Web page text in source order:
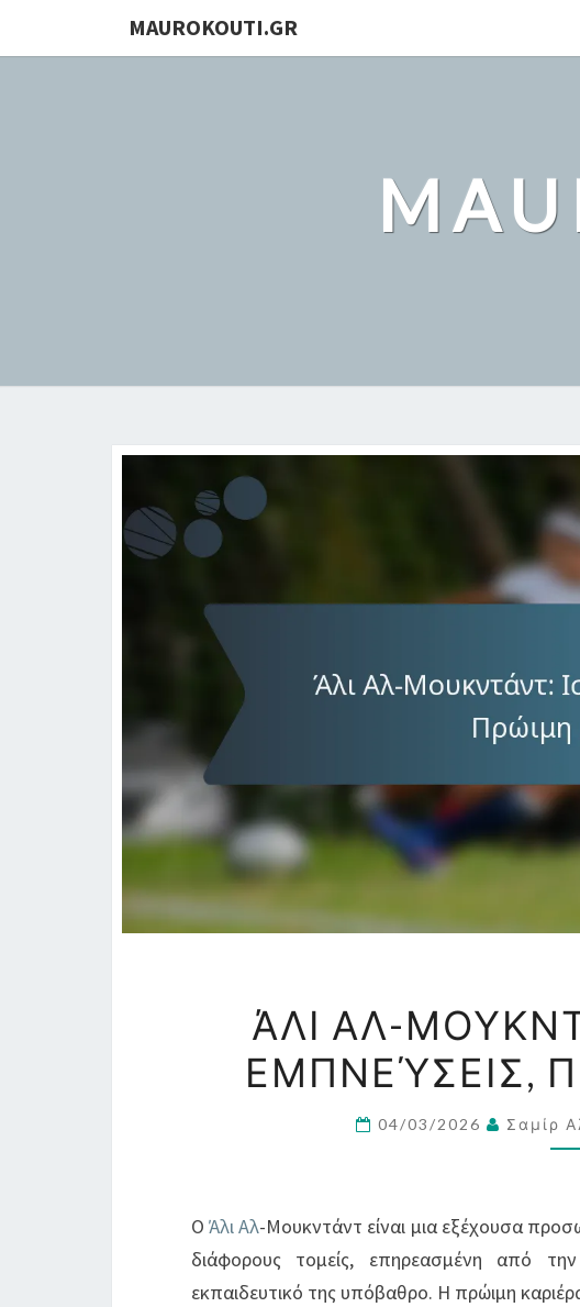
MAUROKOUTI.GR
ΆΛΙ ΑΛ-
ΕΜΠΝΕΎΣΕΙΣ,
04/03/2026 Σαμίρ
ΟΆλι Αλ-Μουκντάντ είναι μια εξέχουσα
διάφορους τομείς, επηρεασμένη από
εκπαιδευτικό της υπόβαθρο. Η πρώιμη